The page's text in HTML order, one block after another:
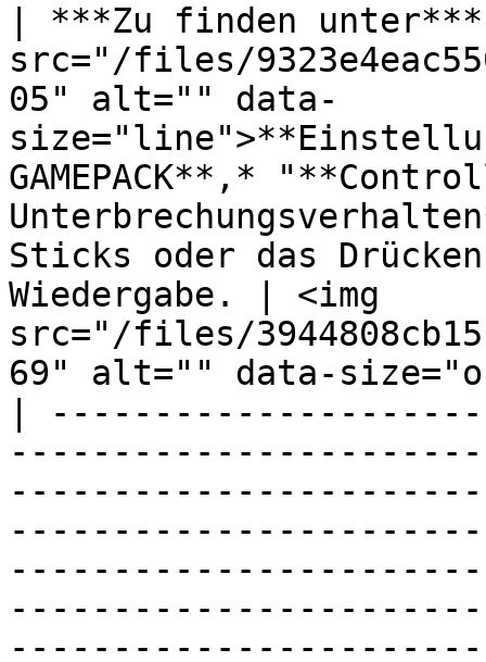
| ***Zu finden unter***
src="/files/
05" alt="" data-
GAMEPACK**,*
Sticks oder das
Wiedergabe. | <img
src="/files/
69" alt="" data-
|